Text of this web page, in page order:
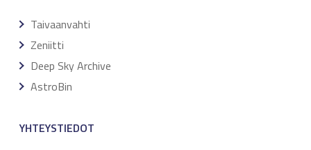
Taivaanvahti
Zeniitti
Deep Sky Archive
AstroBin
YHTEYSTIEDOT